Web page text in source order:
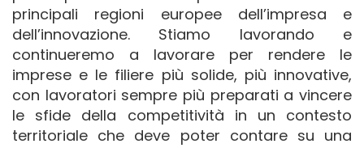
principali regioni europee dell’impresa e
dell’innovazione. Stiamo lavorando e
continueremo a lavorare per rendere le
imprese e le filiere più solide, più innovative,
con lavoratori sempre più preparati a vincere
le sfide della competitività in un contesto
territoriale che deve poter contare su una